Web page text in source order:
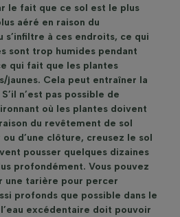
le fait que ce sol est le plus
aéré en raison du
s’infiltre à ces endroits, ce qui
sont trop humides pendant
qui fait que les plantes
jaunes. Cela peut entraîner la
n’est pas possible de
où les plantes doivent
du revêtement de sol
ou d’une clôture, creusez le sol
pousser quelques dizaines
profondément. Vous pouvez
une tarière pour percer
profonds que possible dans le
excédentaire doit pouvoir